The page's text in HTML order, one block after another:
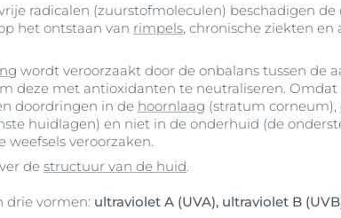
radicalen (zuurstofmoleculen) beschadigen
het ontstaan van rimpels , chronische ziekten
wordt veroorzaakt door de onbalans tussen de
deze met antioxidanten te neutraliseren.
doordringen in de hoornlaag (stratum corneum),
huidlagen) en niet in de onderhuid (de
veroorzaken.
de structuur van de huid
drie vormen: ultraviolet A (UVA), ultraviolet B